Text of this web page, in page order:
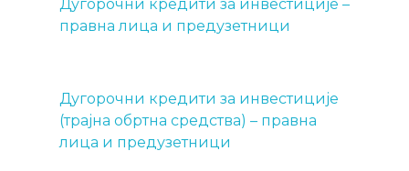
Дугорочни кредити за инвестиције –
правна лица и предузетници
Дугорочни кредити за инвестиције
(трајна обртна средства) – правна
лица и предузетници